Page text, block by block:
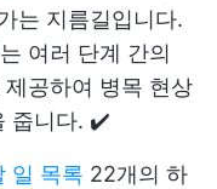
는 지름길입니다.
여러 단계 간의
공하여 병목 현상
줍니다. ✔️
일 목록 22개의 하